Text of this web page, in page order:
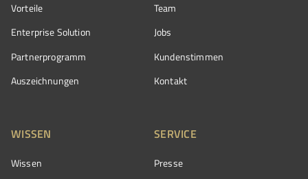
Vorteile
Enterprise Solution
Partnerprogramm
Auszeichnungen
Team
Jobs
Kundenstimmen
Kontakt
WISSEN
Wissen
SERVICE
Presse